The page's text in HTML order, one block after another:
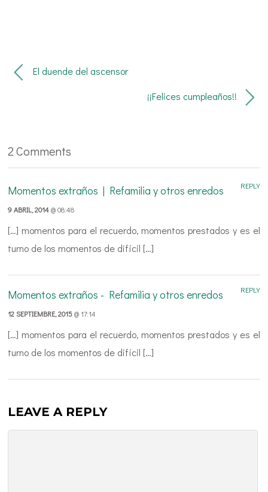
El duende del ascensor
¡¡Felices cumpleaños!!
2 Comments
Momentos extraños | Refamilia y otros enredos
9 ABRIL, 2014@ 08:48
[…] momentos para el recuerdo, momentos prestados y es el
turno de los momentos de difícil […]
REPLY
Momentos extraños - Refamilia y otros enredos
12 SEPTIEMBRE, 2015@ 17:14
[…] momentos para el recuerdo, momentos prestados y es el
turno de los momentos de difícil […]
REPLY
LEAVE A REPLY